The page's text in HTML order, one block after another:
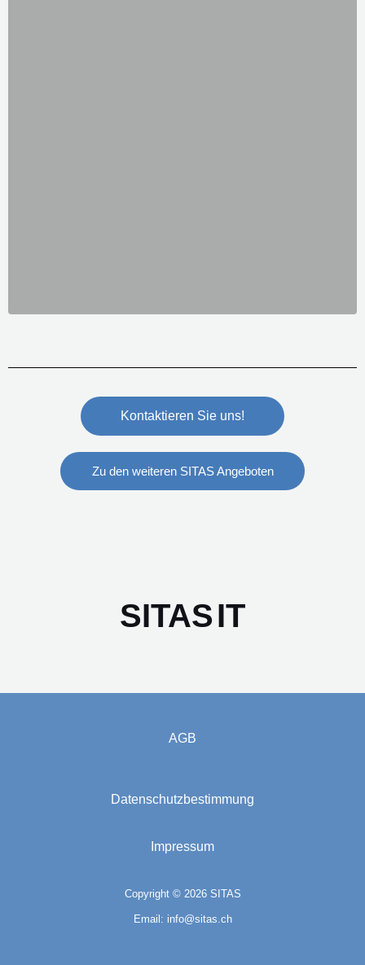
Kontaktieren Sie uns!
Zu den weiteren SITAS Angeboten
SITASIT
AGB
Datenschutzbestimmung
Impressum
Copyright © 2026 SITAS
Email: info@sitas.ch